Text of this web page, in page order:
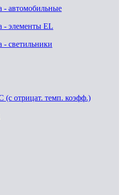
- автомобильные
- элементы EL
- светильники
(с отрицат. темп. коэфф.)